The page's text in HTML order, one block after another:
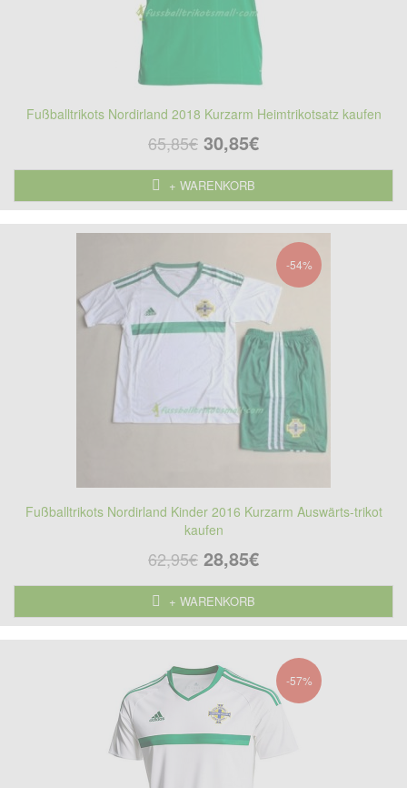
Fußballtrikots Nordirland 2018 Kurzarm Heimtrikotsatz kaufen
65,85€ 30,85€
+ WARENKORB
-54%
Fußballtrikots Nordirland Kinder 2016 Kurzarm Auswärts-trikot
kaufen
62,95€ 28,85€
+ WARENKORB
-57%